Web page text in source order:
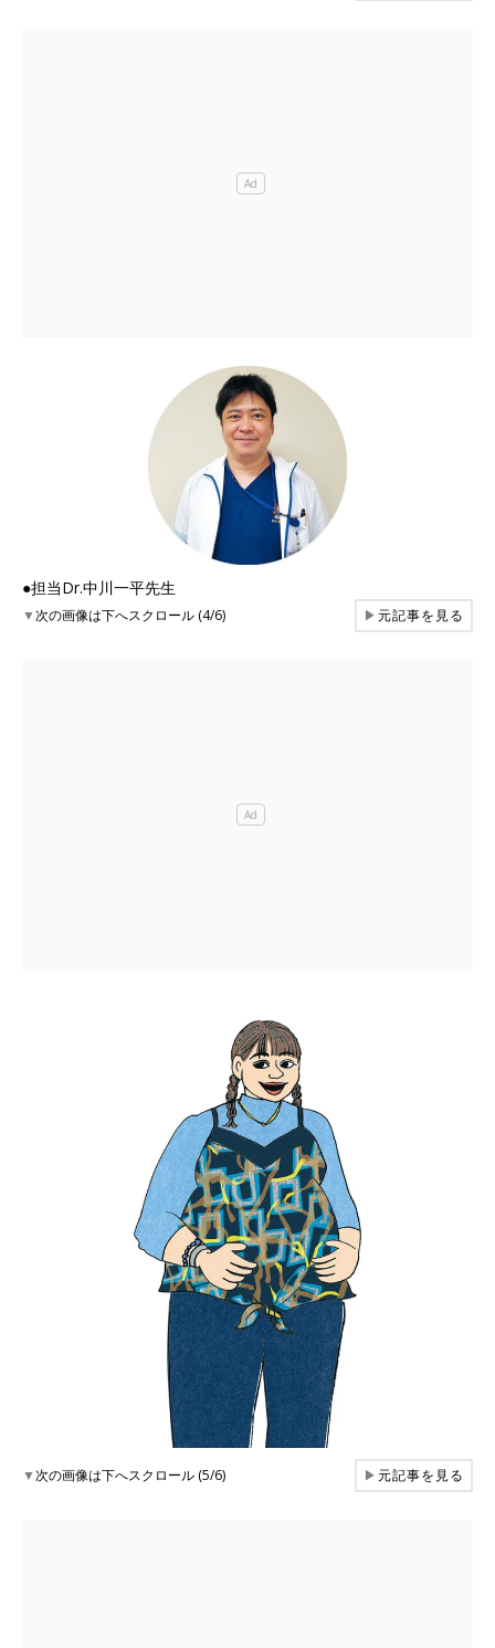
●担当Dr.中川一平先生
▼次の画像は下へスクロール (4/6) ▶元記事を見る
▼次の画像は下へスクロール (5/6) ▶元記事を見る